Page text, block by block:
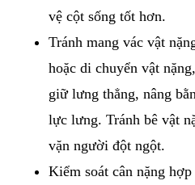
vệ cột sống tốt hơn.
Tránh mang vác vật
hoặc di chuyển vật
giữ lưng thẳng, nâng
lực lưng. Tránh bê vật
vặn người đột ngột.
Kiểm soát cân nặng